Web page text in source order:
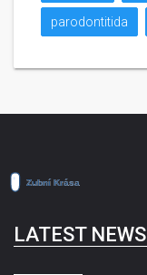
parodontitida
LATEST NEWS